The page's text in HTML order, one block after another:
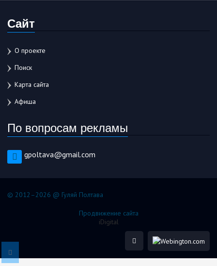
Сайт
О проекте
Поиск
Карта сайта
Афиша
По вопросам рекламы
gpoltava@gmail.com
© 2012–2026 @ Гуляй Полтава
Продвижение сайта
iDigital